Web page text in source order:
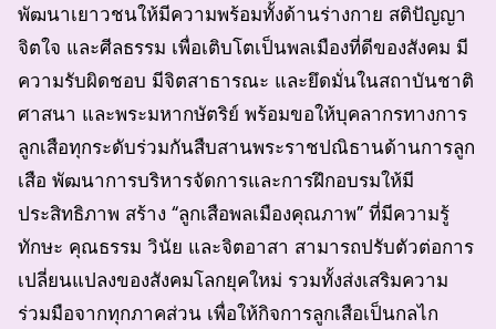
พัฒนาเยาวชนให้มีความพร้อมทั้งด้านร่างกาย สติปัญญา
จิตใจ และศีลธรรม เพื่อเติบโตเป็นพลเมืองที่ดีของสังคม มี
ความรับผิดชอบ มีจิตสาธารณะ และยึดมั่นในสถาบันชาติ
ศาสนา และพระมหากษัตริย์ พร้อมขอให้บุคลากรทางการ
ลูกเสือทุกระดับร่วมกันสืบสานพระราชปณิธานด้านการลูก
เสือ พัฒนาการบริหารจัดการและการฝึกอบรมให้มี
ประสิทธิภาพ สร้าง “ลูกเสือพลเมืองคุณภาพ” ที่มีความรู้
ทักษะ คุณธรรม วินัย และจิตอาสา สามารถปรับตัวต่อการ
เปลี่ยนแปลงของสังคมโลกยุคใหม่ รวมทั้งส่งเสริมความ
ร่วมมือจากทุกภาคส่วน เพื่อให้กิจการลูกเสือเป็นกลไก